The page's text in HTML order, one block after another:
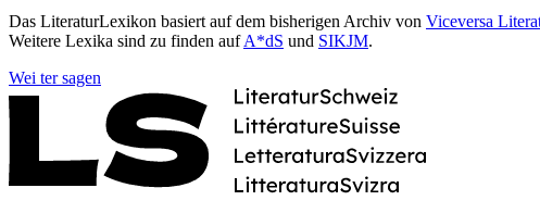
Das LiteraturLexikon basiert auf dem bisherigen Archiv von Viceversa
Weitere Lexika sind zu finden aufA*dS und SIKJM.
Wei ter sagen